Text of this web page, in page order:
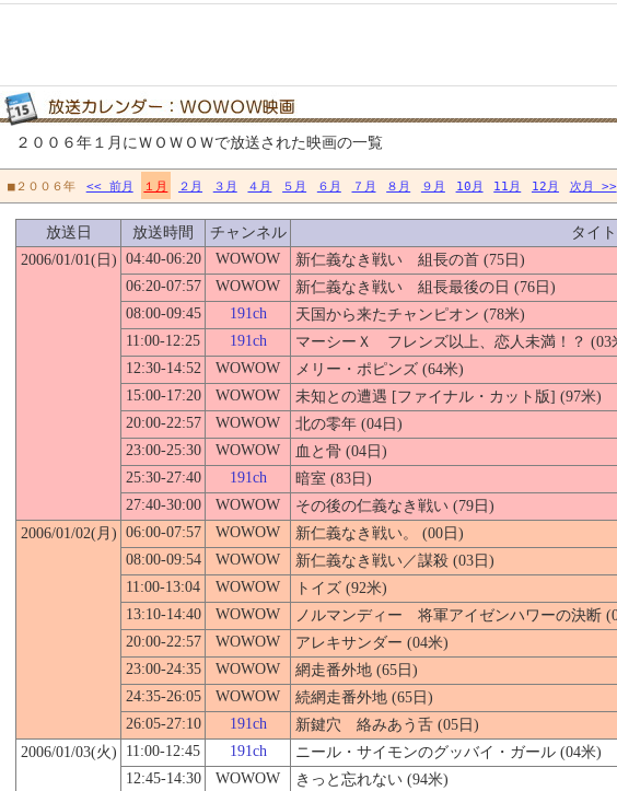
２００６年１月にＷＯＷＯＷで放送された映画の一覧
■２００６年 << 前月 １月 ２月 ３月 ４月 ５月 ６月 ７月 ８月 ９月 10月 11月 12月 次月 >>
放送日 放送時間 チャンネル タイ
2006/01/01(日) 04:40-06:20 WOWOW 新仁義なき戦い 組長の首 (75日)
06:20-07:57
WOWOW 新仁義なき戦い 組長最後の日 (76日)
08:00-09:45
191ch 天国から来たチャンピオン (78米)
11:00-12:25
191ch マーシーＸ フレンズ以上、恋人未満！？ (03
12:30-14:52
WOWOW メリー・ポピンズ (64米)
15:00-17:20
WOWOW 未知との遭遇 [ファイナル・カット版] (97米)
20:00-22:57
WOWOW 北の零年 (04日)
23:00-25:30
WOWOW 血と骨 (04日)
25:30-27:40
191ch 暗室 (83日)
27:40-30:00
WOWOW その後の仁義なき戦い (79日)
2006/01/02(月) 06:00-07:57 WOWOW 新仁義なき戦い。 (00日)
08:00-09:54
WOWOW 新仁義なき戦い／謀殺 (03日)
11:00-13:04
WOWOW トイズ (92米)
13:10-14:40
WOWOW ノルマンディー 将軍アイゼンハワーの決断
20:00-22:57
WOWOW アレキサンダー (04米)
23:00-24:35
WOWOW
網走番外地 (65日)
24:35-26:05
WOWOW
続網走番外地 (65日)
26:05-27:10
191ch 新鍵穴 絡みあう舌 (05日)
2006/01/03(火)
11:00-12:45 191ch ニール・サイモンのグッバイ・ガール (04米)
12:45-14:30
WOWOW きっと忘れない (94米)